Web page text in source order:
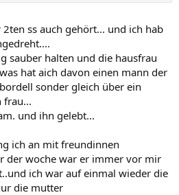
ss auch gehört... und ich hab
sauber halten und die hausfrau
hat aich davon einen mann der
sonder gleich über ein
frau...
und ihn gelebt...
ich an mit freundinnen
der woche war er immer vor mir
ich war auf einmal wieder die
die mutter